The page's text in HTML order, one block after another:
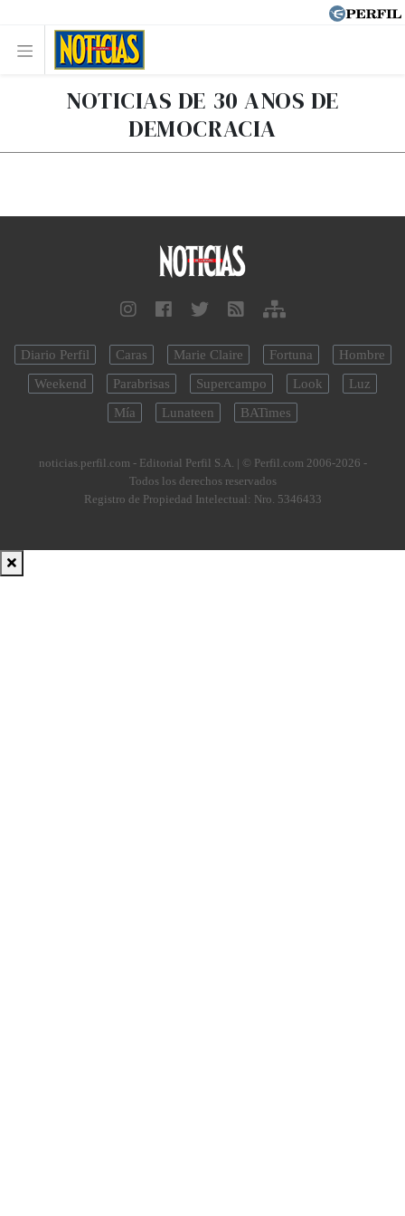
NOTICIAS DE 30 ANOS DE
DEMOCRACIA
Diario Perfil Caras Marie Claire Fortuna
Hombre
Weekend
Parabrisas Supercampo Look
Luz
Mía
Lunateen BATimes
noticias.perfil.com - Editorial Perfil S.A. | © Perfil.com 2006-2026 -
Todos los derechos reservados
Registro de Propiedad Intelectual: Nro. 5346433